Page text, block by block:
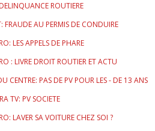
ROUTIERE
FRAUDE AU PERMIS DE CONDUIRE
LES APPELS DE PHARE
: LIVRE DROIT ROUTIER ET ACTU
CENTRE: PAS DE PV POUR LES - DE 13 ANS
TV: PV SOCIETE
LAVER SA VOITURE CHEZ SOI ?